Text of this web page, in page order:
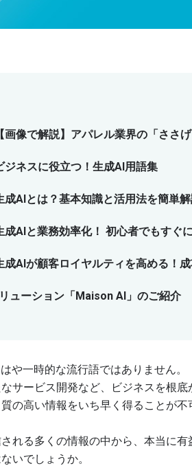
や一時的な流行語ではありません。
サービス開発など、ビジネスを根
の高い情報をいち早く得ることが不
れる多くの情報の中から、本当に
いでしょうか。
画像で解説】アパレル業界の「ささ
ジネスに役立つ！生成AI用語集
成AIとは？基本知識と活用法を簡単解
成AIと業務効率化！ 初心者でもすぐ
成AIが顧客ロイヤルティを高める！
ューション「Maison AI」のご紹介